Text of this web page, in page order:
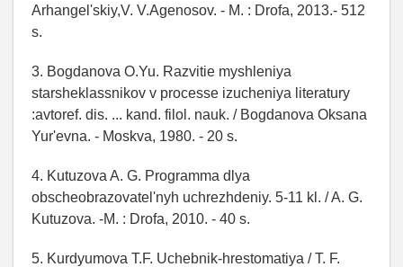
Arhangel'skiy,V. V.Agenosov. - M. : Drofa, 2013.- 512
s.
3. Bogdanova O.Yu. Razvitie myshleniya
starsheklassnikov v processe izucheniya literatury
:avtoref. dis. ... kand. filol. nauk. / Bogdanova Oksana
Yur'evna. - Moskva, 1980. - 20 s.
4. Kutuzova A. G. Programma dlya
obscheobrazovatel'nyh uchrezhdeniy. 5-11 kl. / A. G.
Kutuzova. -M. : Drofa, 2010. - 40 s.
5. Kurdyumova T.F. Uchebnik-hrestomatiya / T. F.